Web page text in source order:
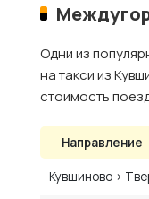
Одни из
на такси из
стоимость
Направление
Кувшиново ›